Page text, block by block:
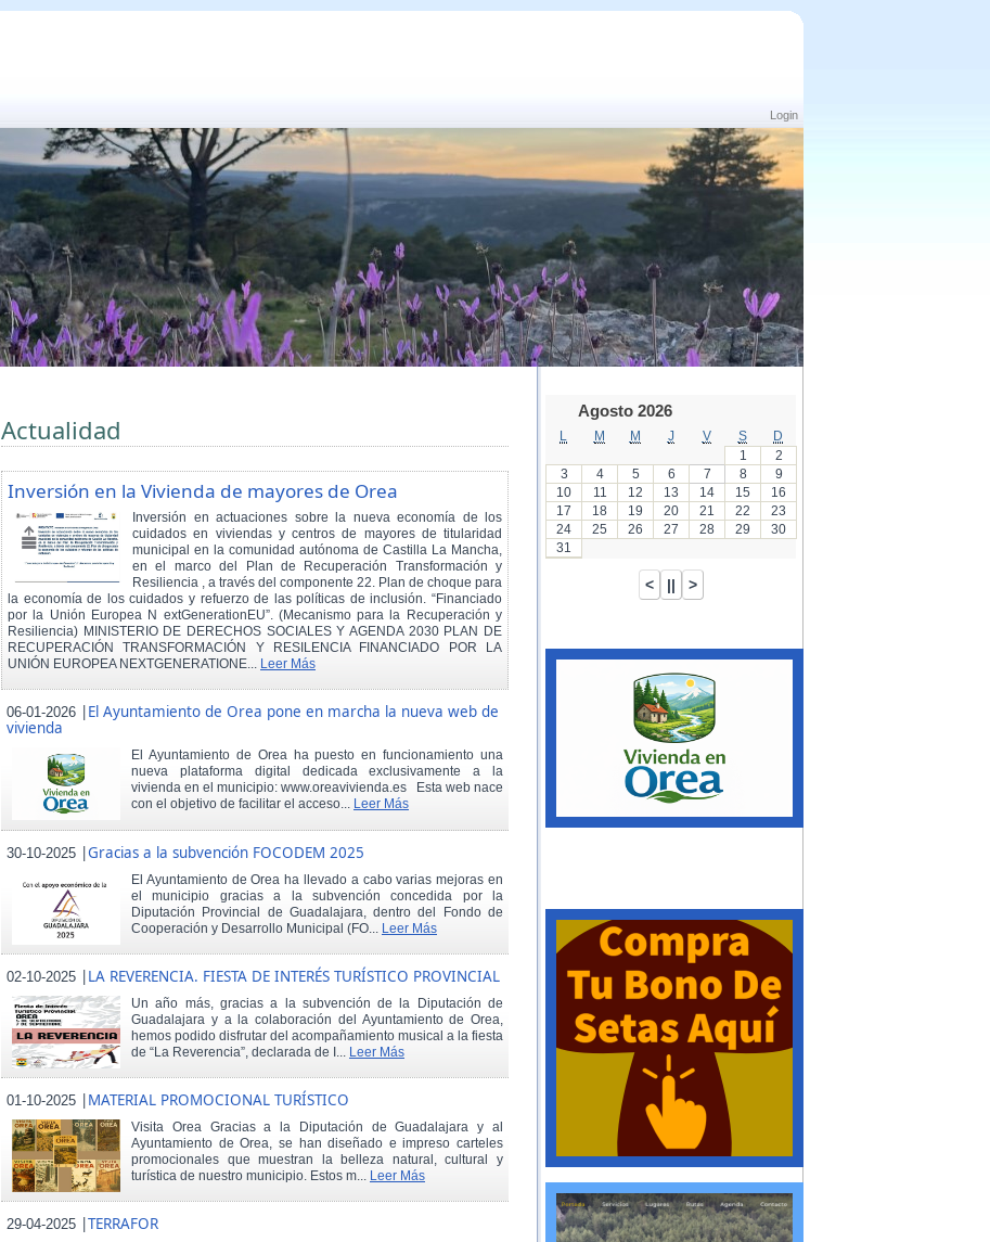
Login
Actualidad
Inversión en la Vivienda de mayores de Orea
Inversión en actuaciones sobre la nueva economía de los
cuidados en viviendas y centros de mayores de titularidad
municipal en la comunidad autónoma de Castilla La Mancha,
en el marco del Plan de Recuperación Transformación y
Resiliencia , a través del componente 22. Plan de choque para
la economía de los cuidados y refuerzo de las políticas de inclusión. “Financiado
por la Unión Europea N extGenerationEU”. (Mecanismo para la Recuperación y
Resiliencia) MINISTERIO DE DERECHOS SOCIALES Y AGENDA 2030 PLAN DE
RECUPERACIÓN TRANSFORMACIÓN Y RESILENCIA FINANCIADO POR LA
UNIÓN EUROPEA NEXTGENERATIONE... Leer Más
06-01-2026 |El Ayuntamiento de Orea pone en marcha la nueva web de
vivienda
El Ayuntamiento de Orea ha puesto en funcionamiento una
nueva plataforma digital dedicada exclusivamente a la
vivienda en el municipio: www.oreavivienda.es Esta web nace
con el objetivo de facilitar el acceso... Leer Más
30-10-2025 |Gracias a la subvención FOCODEM 2025
El Ayuntamiento de Orea ha llevado a cabo varias mejoras en
el municipio gracias a la subvención concedida por la
Diputación Provincial de Guadalajara, dentro del Fondo de
Cooperación y Desarrollo Municipal (FO... Leer Más
02-10-2025 |LA REVERENCIA. FIESTA DE INTERÉS TURÍSTICO PROVINCIAL
Un año más, gracias a la subvención de la Diputación de
Guadalajara y a la colaboración del Ayuntamiento de Orea,
hemos podido disfrutar del acompañamiento musical a la fiesta
de “La Reverencia”, declarada de I... Leer Más
01-10-2025 |MATERIAL PROMOCIONAL TURÍSTICO
Visita Orea Gracias a la Diputación de Guadalajara y al
Ayuntamiento de Orea, se han diseñado e impreso carteles
promocionales que muestran la belleza natural, cultural y
turística de nuestro municipio. Estos m... Leer Más
29-04-2025 |TERRAFOR
Agosto 2026
M M J V S
D
1
2
3
4 5 6 7 8
9
10
11 12 13 14 15
16
17
18 19 20 21 22
23
24
25 26 27 28 29
30
31